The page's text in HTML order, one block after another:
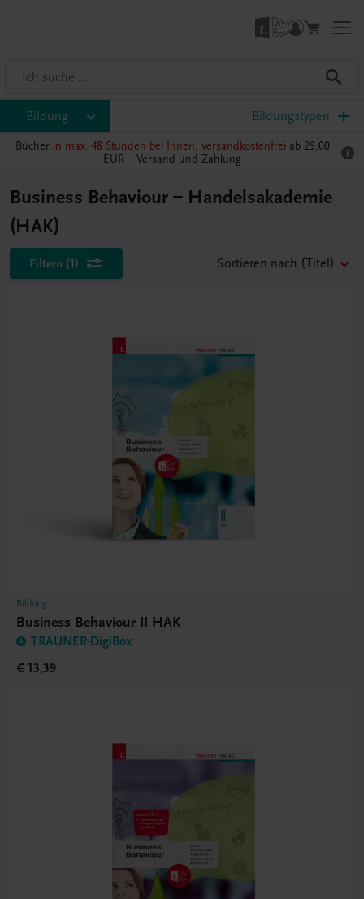
Bildung Bildungstypen
Bücher in max. 48 Stunden bei Ihnen, versandkostenfrei ab 29,00
EUR – Versand und Zahlung
Business Behaviour – Handelsakademie
(HAK)
Filtern (1) Sortieren nach (Titel)
Bildung
Business Behaviour II HAK
TRAUNER-DigiBox
€ 13,39